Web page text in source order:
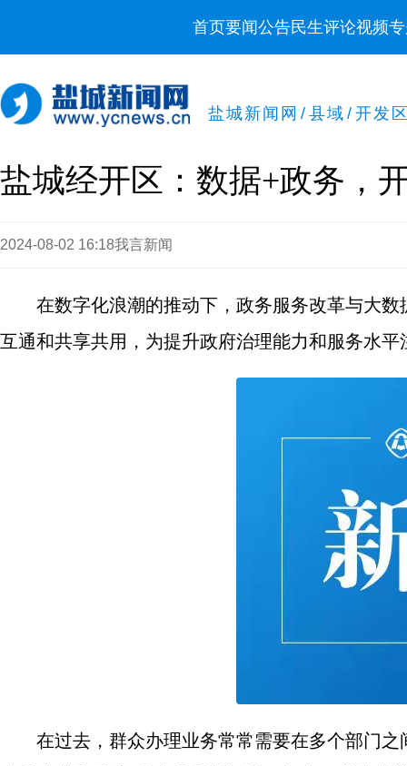
首页要闻公告民生评论视频
盐城新闻网 / 县域 / 开发
盐城经开区：数据+政务，
2024-08-02 16:18我言新闻
在数字化浪潮的推动下，政务服务改革与大
互通和共享共用，为提升政府治理能力和服务水
在过去，群众办理业务常常需要在多个部门